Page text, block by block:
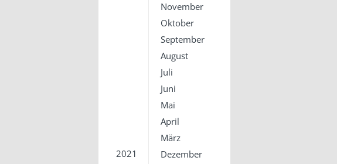
November
Oktober
September
August
Juli
Juni
Mai
April
März
2021
Dezember